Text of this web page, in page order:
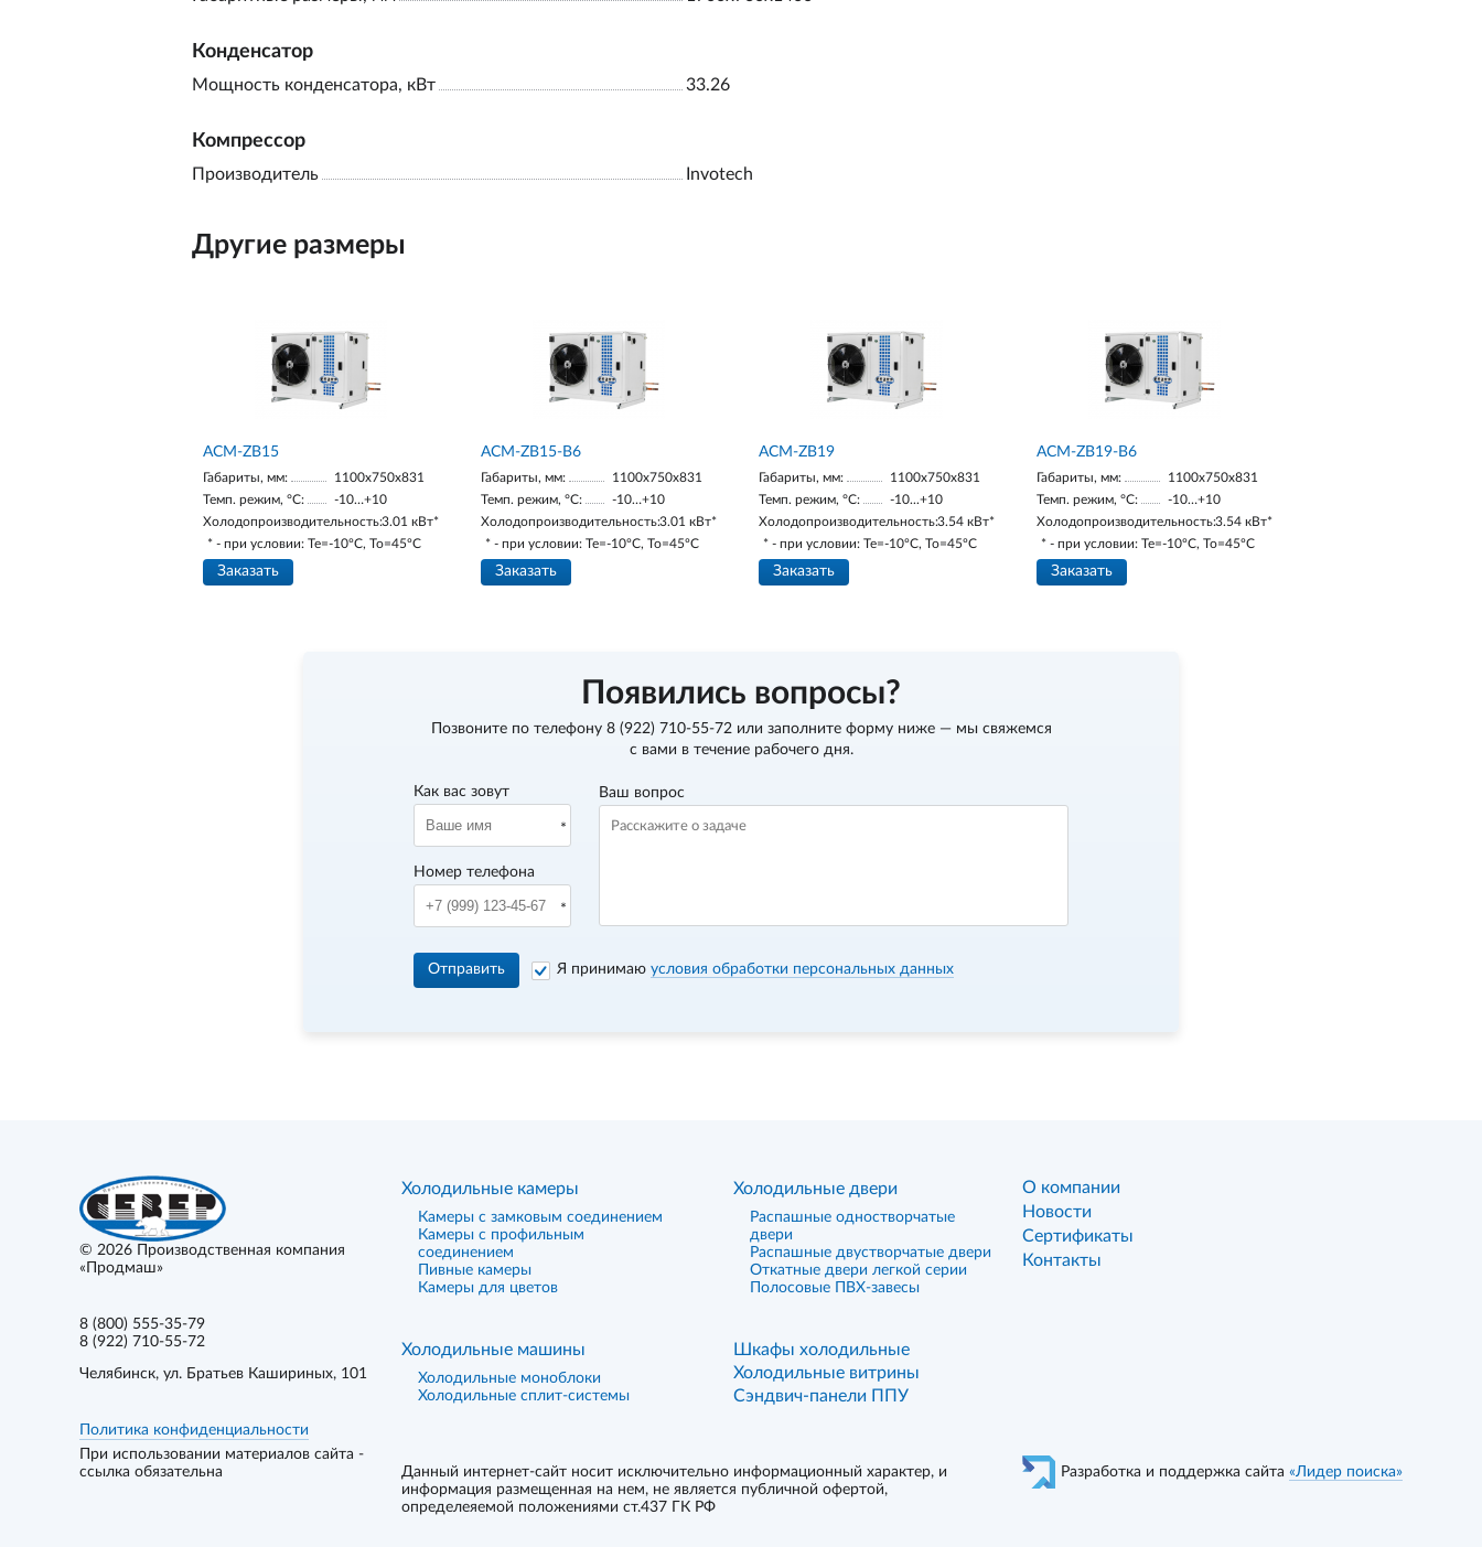
Конденсатор
Мощность конденсатора, кВт 33.26
Компрессор
Производитель Invotech
Другие размеры
ACM-ZB15
Габариты, мм:
1100х750х831
Темп. режим, °С:
-10…+10
Холодопроизводительность:3.01 кВт*
* - при условии: Te=-10ºC, To=45ºC
Заказать
ACM-ZB15-В6
Габариты, мм:
1100х750х831
Темп. режим, °С:
-10…+10
Холодопроизводительность:3.01 кВт*
* - при условии: Te=-10ºC, To=45ºC
Заказать
ACM-ZB19
Габариты, мм:
1100х750х831
Темп. режим, °С:
-10...+10
Холодопроизводительность:3.54 кВт*
* - при условии: Te=-10ºC, To=45ºC
Заказать
ACM-ZB19-В6
Габариты, мм:
1100х750х831
Темп. режим, °С:
-10…+10
Холодопроизводительность:3.54 кВт*
* - при условии: Te=-10ºC, To=45ºC
Заказать
Появились вопросы?
Позвоните по телефону 8 (922) 710-55-72или заполните форму ниже — мы свяжемся
с вами в течение рабочего дня.
Как вас зовут
Номер телефона
Ваш вопрос
Отправить Я принимаю условия обработки персональных данных
© 2026
Производственная компания
«Продмаш»
8 (800) 555-35-79
8 (922) 710-55-72
Челябинск, ул. Братьев Кашириных, 101
Политика конфиденциальности
При использовании материалов сайта -
ссылка обязательна
Холодильные камеры
Камеры с замковым соединением
Камеры с профильным
соединением
Пивные камеры
Камеры для цветов
Холодильные двери
Распашные одностворчатые
двери
Распашные двустворчатые двери
Откатные двери легкой серии
Полосовые ПВХ-завесы
Холодильные машины
Холодильные моноблоки
Холодильные сплит-системы
Шкафы холодильные
Холодильные витрины
Сэндвич-панели ППУ
Данный интернет-сайт носит исключительно информационный характер, и
информация размещенная на нем, не является публичной офертой,
определеяемой положениями ст.437 ГК РФ
О компании
Новости
Сертификаты
Контакты
Разработка и поддержка сайта «Лидер поиска»